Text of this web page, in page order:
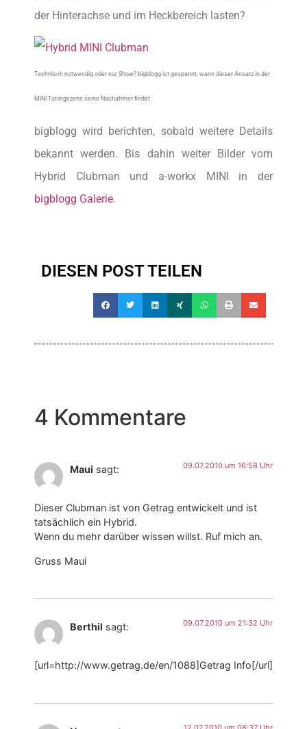
der Hinterachse und im Heckbereich lasten?
Technisch notwendig oder nur Show? bigblogg ist gespannt, wann dieser Ansatz in der
MINI Tuningszene seine Nachahmer findet
bigblogg wird berichten, sobald weitere Details
bekannt werden. Bis dahin weiter Bilder vom
Hybrid Clubman und a-workx MINI in der
bigblogg Galerie.
DIESEN POST TEILEN
4 Kommentare
Maui sagt: 09.07.2010 um 16:58 Uhr
Dieser Clubman ist von Getrag entwickelt und ist
tatsächlich ein Hybrid.
Wenn du mehr darüber wissen willst. Ruf mich an.
Gruss Maui
Berthil sagt: 09.07.2010 um 21:32 Uhr
[url=http://www.getrag.de/en/1088]Getrag Info[/url]